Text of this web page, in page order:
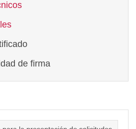
de firma